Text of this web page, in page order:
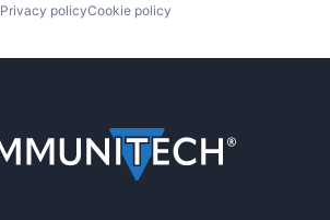
Privacy policyCookie policy